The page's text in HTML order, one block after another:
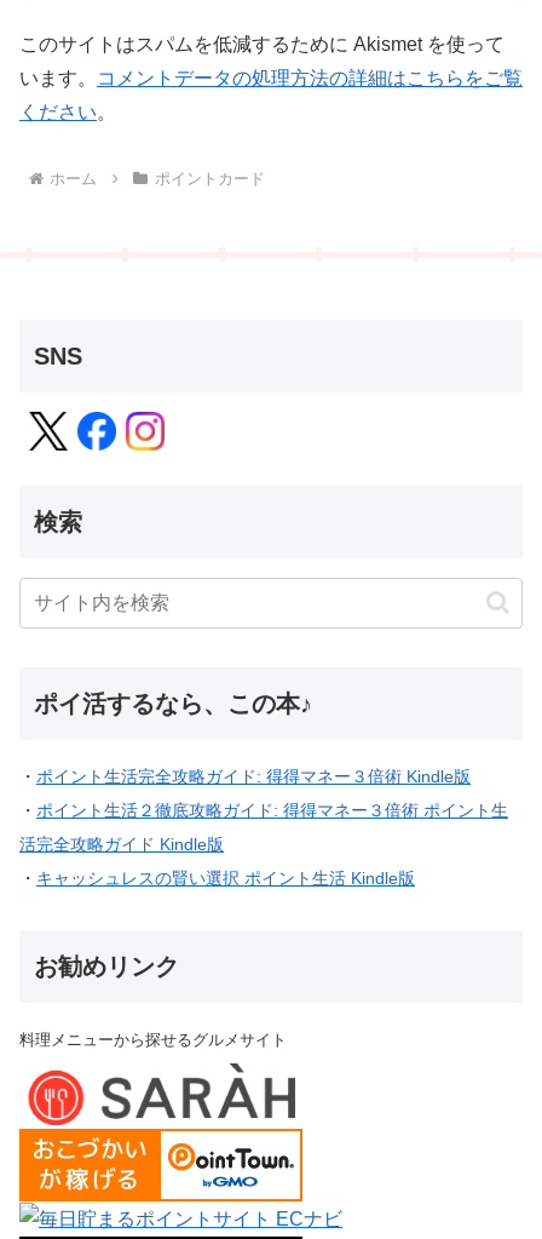
このサイトはスパムを低減するために Akismet を使って
います。
コメントデータの処理方法の詳細はこちらをご覧
ください。
ホーム ポイントカード
SNS
検索
ポイ活するなら、この本♪
・ ポイント生活完全攻略ガイド: 得得マネー３倍術 Kindle版
・ ポイント生活２徹底攻略ガイド: 得得マネー３倍術 ポイント生
活完全攻略ガイド Kindle版
・ キャッシュレスの賢い選択 ポイント生活 Kindle版
お勧めリンク
料理メニューから探せるグルメサイト